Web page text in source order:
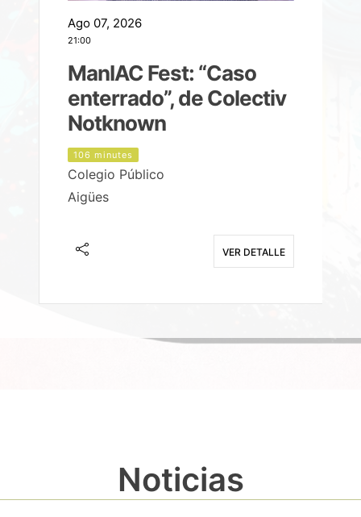
Ago 07, 2026
21:00
ManIAC Fest: “Caso
enterrado”, de Colectiv
Notknown
106 minutes
Colegio Público
Aigües
VER DETALLE
Noticias